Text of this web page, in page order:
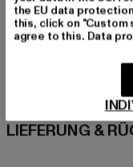
GRÖSSE &
LIEFERUNG &
the EU data
this, click on "Custom
agree to this. Data